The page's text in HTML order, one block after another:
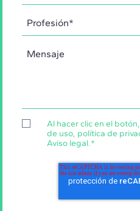
Al hacer clic en el
de uso, política de
Aviso legal.*